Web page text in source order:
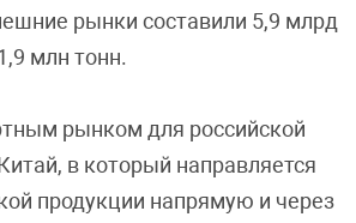
рынки составили 5,9 млрд
млн тонн.
рынком для российской
в который направляется
продукции напрямую и через